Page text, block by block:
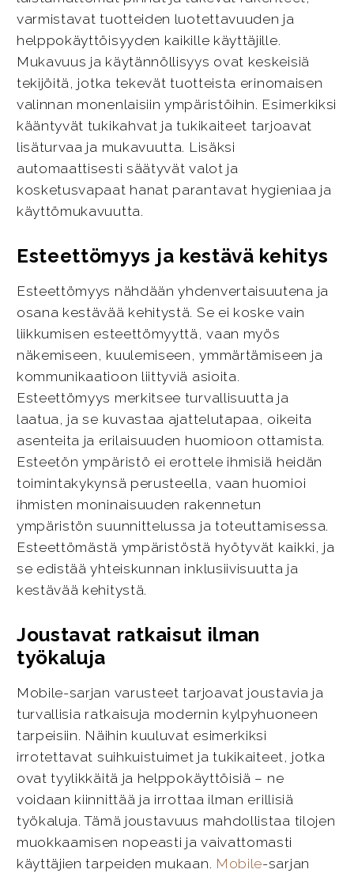
varmistavat tuotteiden luotettavuuden ja
helppokäyttöisyyden kaikille käyttäjille.
Mukavuus ja käytännöllisyys ovat keskeisiä
tekijöitä, jotka tekevät tuotteista erinomaisen
valinnan monenlaisiin ympäristöihin. Esimerkiksi
kääntyvät tukikahvat ja tukikaiteet tarjoavat
lisäturvaa ja mukavuutta. Lisäksi
automaattisesti säätyvät valot ja
kosketusvapaat hanat parantavat hygieniaa ja
käyttömukavuutta.
Esteettömyys ja kestävä kehitys
Esteettömyys nähdään yhdenvertaisuutena ja
osana kestävää kehitystä. Se ei koske vain
liikkumisen esteettömyyttä, vaan myös
näkemiseen, kuulemiseen, ymmärtämiseen ja
kommunikaatioon liittyviä asioita.
Esteettömyys merkitsee turvallisuutta ja
laatua, ja se kuvastaa ajattelutapaa, oikeita
asenteita ja erilaisuuden huomioon ottamista.
Esteetön ympäristö ei erottele ihmisiä heidän
toimintakykynsä perusteella, vaan huomioi
ihmisten moninaisuuden rakennetun
ympäristön suunnittelussa ja toteuttamisessa.
Esteettömästä ympäristöstä hyötyvät kaikki, ja
se edistää yhteiskunnan inklusiivisuutta ja
kestävää kehitystä.
Joustavat ratkaisut ilman
työkaluja
Mobile-sarjan varusteet tarjoavat joustavia ja
turvallisia ratkaisuja modernin kylpyhuoneen
tarpeisiin. Näihin kuuluvat esimerkiksi
irrotettavat suihkuistuimet ja tukikaiteet, jotka
ovat tyylikkäitä ja helppokäyttöisiä – ne
voidaan kiinnittää ja irrottaa ilman erillisiä
työkaluja. Tämä joustavuus mahdollistaa tilojen
muokkaamisen nopeasti ja vaivattomasti
käyttäjien tarpeiden mukaan. Mobile-sarjan